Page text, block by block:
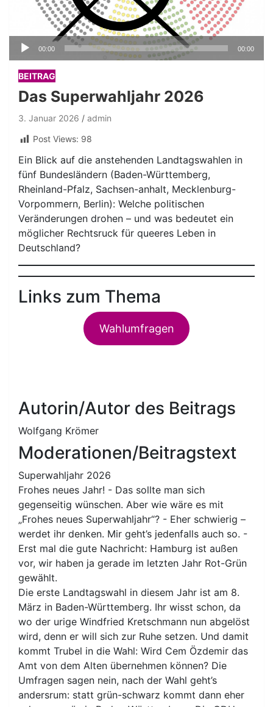
Audio-
Player
00:00 00:00
BEITRAG
Das Superwahljahr 2026
3. Januar 2026
admin
Post Views: 98
Ein Blick auf die anstehenden Landtagswahlen in
fünf Bundesländern (Baden-Württemberg,
Rheinland-Pfalz, Sachsen-anhalt, Mecklenburg-
Vorpommern, Berlin): Welche politischen
Veränderungen drohen – und was bedeutet ein
möglicher Rechtsruck für queeres Leben in
Deutschland?
Links zum Thema
Wahlumfragen
Autorin/Autor des Beitrags
Wolfgang Krömer
Moderationen/Beitragstext
Superwahljahr 2026
Frohes neues Jahr! - Das sollte man sich
gegenseitig wünschen. Aber wie wäre es mit
„Frohes neues Superwahljahr“? - Eher schwierig –
werdet ihr denken. Mir geht’s jedenfalls auch so. -
Erst mal die gute Nachricht: Hamburg ist außen
vor, wir haben ja gerade im letzten Jahr Rot-Grün
gewählt.
Die erste Landtagswahl in diesem Jahr ist am 8.
März in Baden-Württemberg. Ihr wisst schon, da
wo der urige Windfried Kretschmann nun abgelöst
wird, denn er will sich zur Ruhe setzen. Und damit
kommt Trubel in die Wahl: Wird Cem Özdemir das
Amt von dem Alten übernehmen können? Die
Umfragen sagen nein, nach der Wahl geht’s
andersrum: statt grün-schwarz kommt dann eher